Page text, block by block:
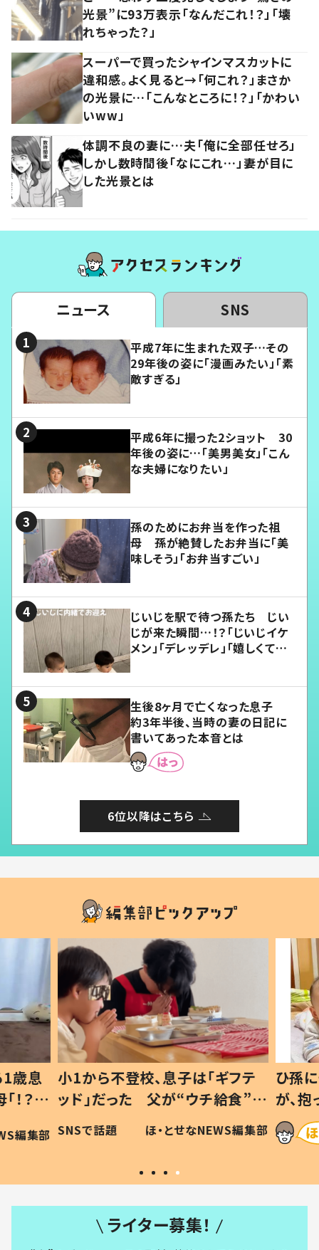
光景”に93万表示「なんだこれ！？」「壊
れちゃった？」
スーパーで買ったシャインマスカットに
違和感。よく見ると→「何これ？」まさか
の光景に…「こんなところに！？」「かわい
いww」
体調不良の妻に…夫「俺に全部任せろ」
しかし数時間後「なにこれ…」妻が目に
した光景とは
ニュース SNS
平成7年に生まれた双子…その
29年後の姿に「漫画みたい」「素
敵すぎる」
平成6年に撮った2ショット 30
年後の姿に…「美男美女」「こん
な夫婦になりたい」
孫のためにお弁当を作った祖
母 孫が絶賛したお弁当に「美
味しそう」「お弁当すごい」
じいじを駅で待つ孫たち じい
じが来た瞬間…！？「じいじイケ
メン」「デレッデレ」「嬉しくて可
生後8ヶ月で亡くなった息子
約3年半後、当時の妻の日記に
書いてあった本音とは
6位以降はこちら
歳息
？」
編集部
小1から不登校、息子は「ギフテ
ッド」だった 父が“ウチ給食”を
作り続ける理由とは #令和の親
#令和の子
SNSで話題 ほ・とせなNEWS編集部
ひ孫
が、
「涙
い」
ライター募集！